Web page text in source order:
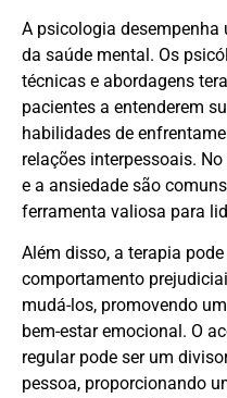
A psicologia
da saúde mental. Os
técnicas e abordagens
pacientes a entenderem
habilidades de
relações interpessoais.
e a ansiedade são
ferramenta valiosa para
Além disso, a terapia
comportamento
mudá-los, promovendo
bem-estar emocional. O
regular pode ser um
pessoa, proporcionando